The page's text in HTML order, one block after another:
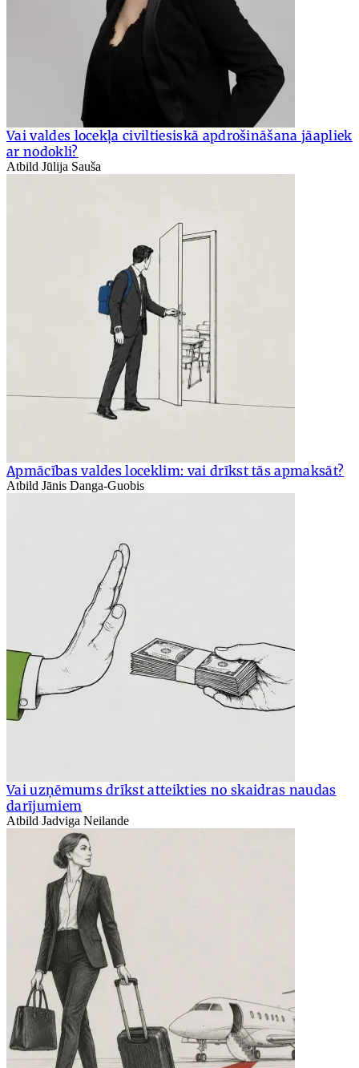
Vai valdes locekļa civiltiesiskā apdrošināšana jāapliek
ar nodokli?
Atbild Jūlija Sauša
Apmācības valdes loceklim: vai drīkst tās apmaksāt?
Atbild Jānis Danga-Guobis
Vai uzņēmums drīkst atteikties no skaidras naudas
darījumiem
Atbild Jadviga Neilande